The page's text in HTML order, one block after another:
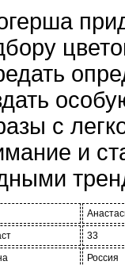
с
и
33
Россия